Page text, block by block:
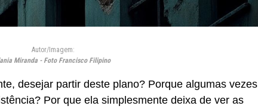
Autor/Imagem:
Miranda - Foto Francisco Filipino
desejar partir deste plano? Porque algumas vezes
Por que ela simplesmente deixa de ver as